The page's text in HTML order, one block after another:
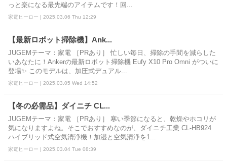
っと楽になる最先端のアイテムです！回...
家電ヒーロー | 2025.03.06 Thu 12:29
【最新ロボット掃除機】Ank...
JUGEMテーマ：家電 ［PRあり］ 忙しい毎日、掃除の手間を減らした
いあなたに！Ankerの最新ロボット掃除機 Eufy X10 Pro Omni がついに
登場✨ このモデルは、加圧式デュアル...
家電ヒーロー | 2025.03.05 Wed 14:52
【冬の必需品】ダイニチ CL...
JUGEMテーマ：家電 ［PRあり］ 寒い季節になると、乾燥やホコリが
気になりますよね。そこでおすすめなのが、ダイニチ工業 CL-HB924
ハイブリッド式空気清浄機！加湿と空気清浄を1...
家電ヒーロー | 2025.03.04 Tue 08:39